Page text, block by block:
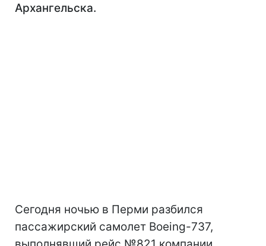
Архангельска.
Сегодня ночью в Перми разбился
пассажирский самолет Boeing-737,